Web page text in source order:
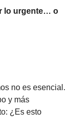
lo urgente… o
no es esencial.
y más
¿Es esto